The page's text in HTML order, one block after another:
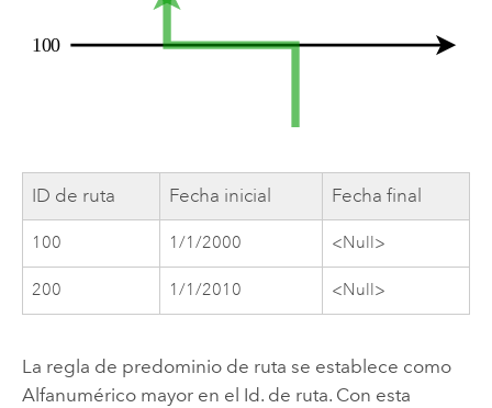
ID de ruta Fecha inicial Fecha final
100 1/1/2000 <Null>
200 1/1/2010 <Null>
La regla de predominio de ruta se establece como
Alfanumérico mayor en el Id. de ruta. Con esta